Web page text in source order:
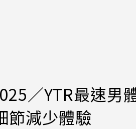
／YTR最速
節減少體驗